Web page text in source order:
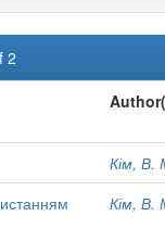
2
Кім, В.
Кім, В.